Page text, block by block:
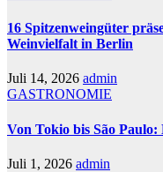
16 Spitzenweingüter
Weinvielfalt in Berlin
Juli 14, 2026 admin
GASTRONOMIE
Von Tokio bis São Paulo:
Juli 1, 2026 admin